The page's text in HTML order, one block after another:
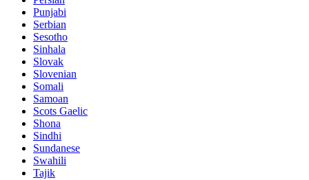
Punjabi
Serbian
Sesotho
Sinhala
Slovak
Slovenian
Somali
Samoan
Scots Gaelic
Shona
Sindhi
Sundanese
Swahili
Tajik